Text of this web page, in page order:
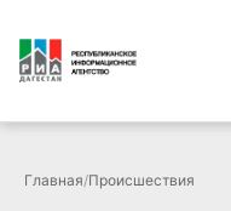
Главная/Происшествия